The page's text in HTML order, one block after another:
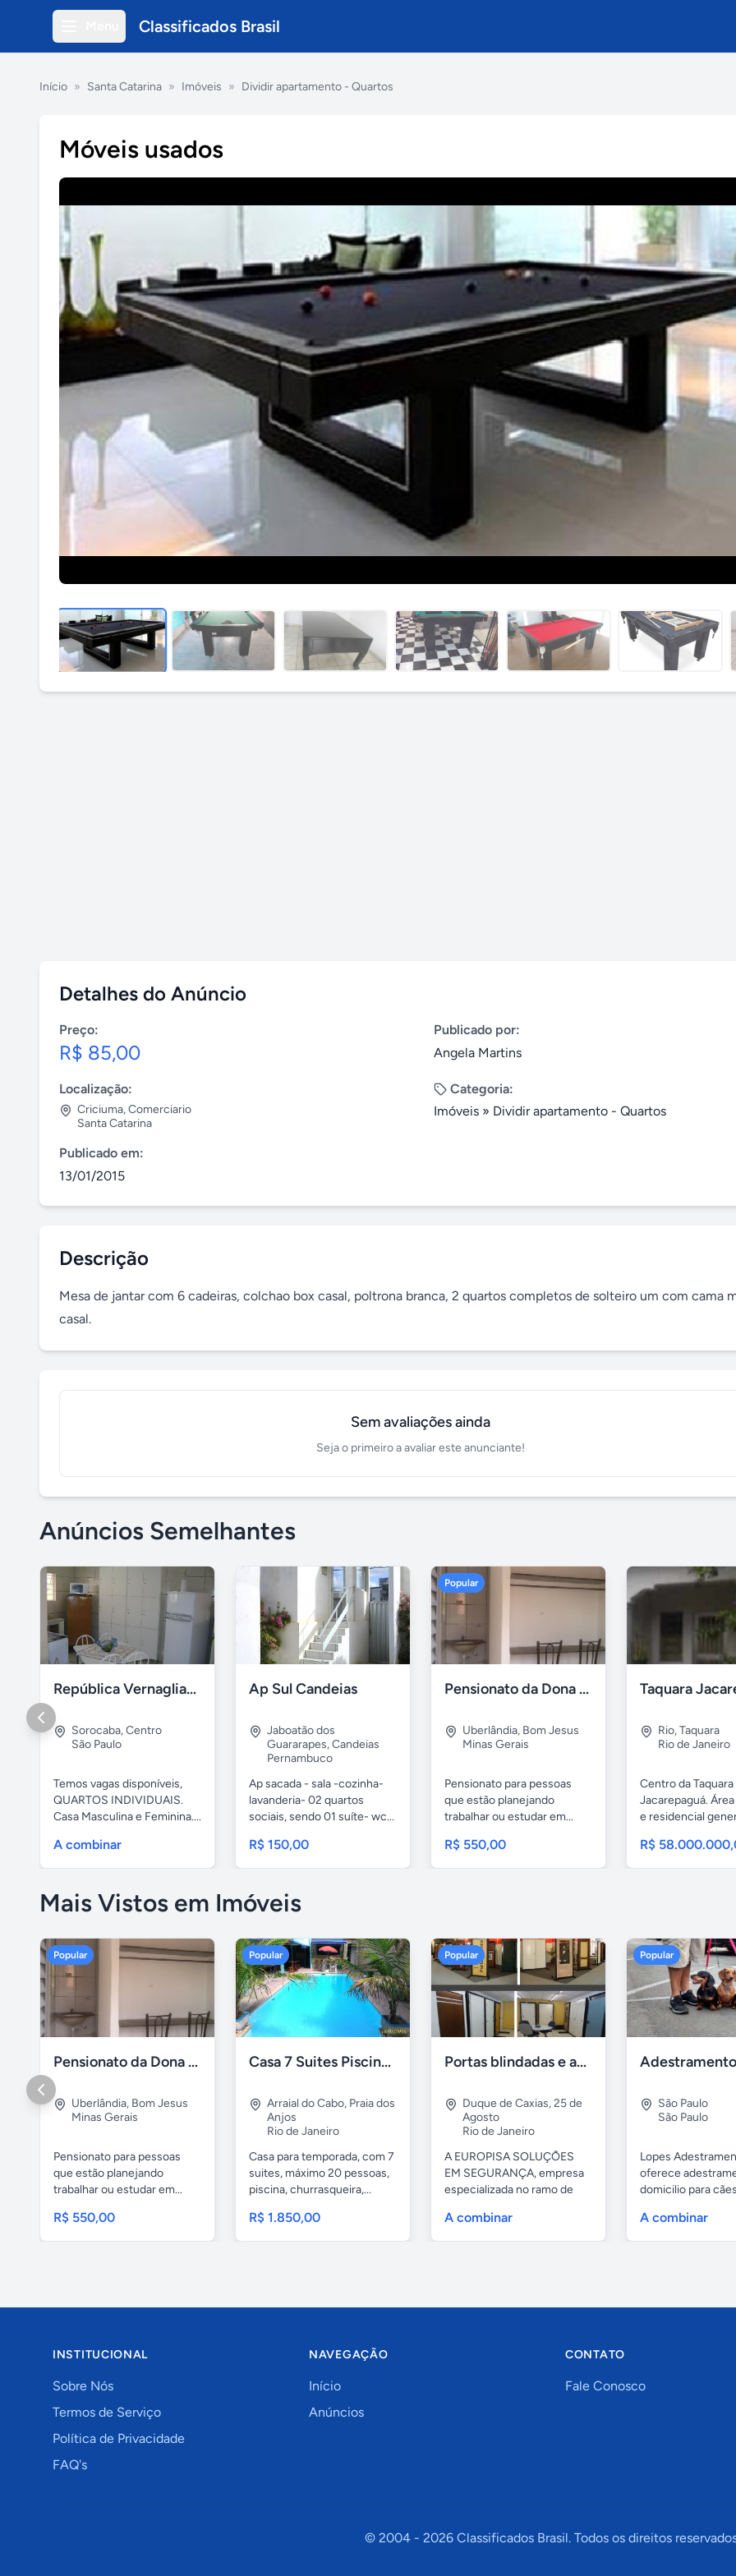
Classificados Brasil
Início » Santa Catarina » Imóveis » Dividir apartamento - Quartos
Móveis usados
Detalhes do Anúncio
Preço:
R$ 85,00
Publicado por:
Angela Martins
Localização:
Criciuma,Comerciario
Santa Catarina
Categoria:
Imóveis » Dividir apartamento - Quartos
Publicado em:
13/01/2015
Descrição
Mesa de jantar com 6 cadeiras, colchao box casal, poltrona branca, 2 quartos completos de solteiro um com cama
casal.
Sem avaliações ainda
Seja o primeiro a avaliar este anunciante!
Anúncios Semelhantes
República Vernaglia-Estudantes e ou Trabalhadores
Sorocaba,Centro
São Paulo
Temos vagas disponíveis,
QUARTOS INDIVIDUAIS.
Casa Masculina e Feminina....
A combinar
Ap Sul Candeias
Jaboatão dos
Guararapes,Candeias
Pernambuco
Ap sacada - sala -cozinha-
lavanderia- 02 quartos
sociais, sendo 01 suíte- wc...
R$ 150,00
Popular
Pensionato da Dona Maria - Uberlândia/MG
Uberlândia, Bom Jesus
Minas Gerais
Pensionato para pessoas
que estão planejando
trabalhar ou estudar em...
R$ 550,00
Rio,Taquara
Rio de Janeiro
Centro da Taquara
Jacarepaguá.
e residencial
R$
Mais Vistos em Imóveis
Popular
Pensionato da Dona Maria - Uberlândia/MG
Uberlândia, Bom Jesus
Minas Gerais
Pensionato para pessoas
que estão planejando
trabalhar ou estudar em...
R$ 550,00
Popular
Casa 7 Suites Piscina - Praia dos Anjos
Arraial do Cabo, Praia dos
Anjos
Rio de Janeiro
Casa para temporada, com 7
suites, máximo 20 pessoas,
piscina, churrasqueira,...
R$ 1.850,00
Popular
Portas blindadas e anti-arrombamento Europisa
Duque de Caxias,25 de
Agosto
Rio de Janeiro
A EUROPISA SOLUÇÕES
EM SEGURANÇA, empresa
especializada no ramo de
A combinar
Popular
São Paulo
São Paulo
Lopes
oferece
domicilio para
A combinar
INSTITUCIONAL
Sobre Nós
Termos de Serviço
Política de Privacidade
FAQ's
NAVEGAÇÃO
Início
Anúncios
CONTATO
Fale Conosco
© 2004 - 2026Classificados Brasil. Todos os direitos